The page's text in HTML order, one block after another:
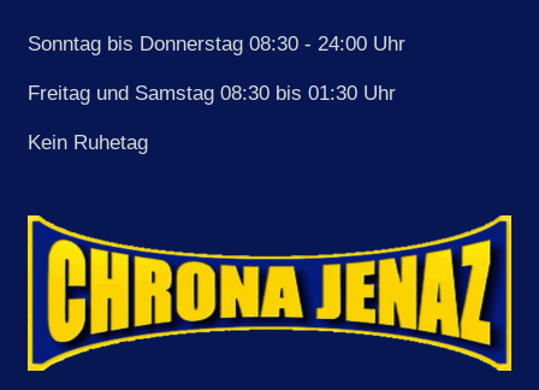
Sonntag bis Donnerstag 08:30 - 24:00 Uhr
Freitag und Samstag 08:30 bis 01:30 Uhr
Kein Ruhetag